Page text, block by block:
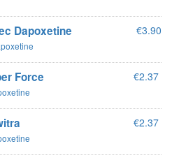
Dapoxetine €3.90
Force €2.37
€2.37